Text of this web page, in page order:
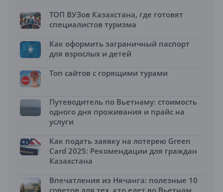
ТОП ВУЗов Казахстана, где готовят
специалистов туризма
Как оформить заграничный паспорт
для взрослых и детей
Топ сайтов с горящими турами
Путеводитель по Вьетнаму: стоимость
одного дня проживания и прайс на
услуги
Как подать заявку на лотерею Green
Card 2025: Рекомендации для граждан
Казахстана
Впечатления из Нячанга: полезные 10